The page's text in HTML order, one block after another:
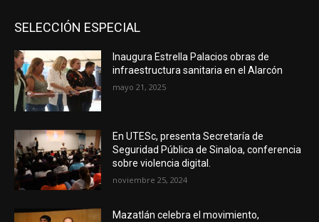
SELECCIÓN ESPECIAL
Inaugura Estrella Palacios obras de
infraestructura sanitaria en el Alarcón
mayo 21, 2025
En UTESc, presenta Secretaría de
Seguridad Pública de Sinaloa, conferencia
sobre violencia digital.
noviembre 25, 2024
Mazatlán celebra el movimiento,